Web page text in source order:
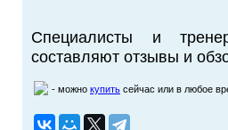
Специалисты и
составляют отзывы и
- можно купить сейчас или в любое